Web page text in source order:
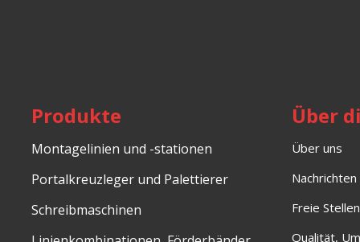
Produkte
Montagelinien und -stationen
Portalkreuzleger und Palettierer
Schreibmaschinen
Über
Über uns
Nachrichten
Freie Stellen
Qualität,